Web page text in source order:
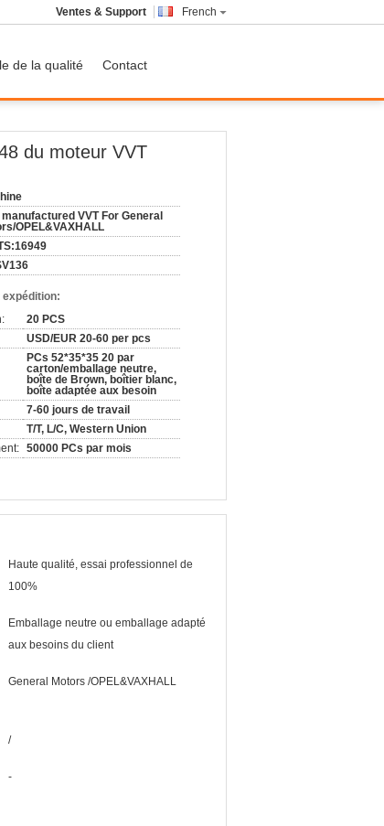
French
Ventes & Support
de la qualité
Contact
du moteur VVT
manufactured VVT For General
OPEL&VAXHALL
expédition:
20 PCS
USD/EUR 20-60 per pcs
PCs 52*35*35 20 par
carton/emballage neutre,
boîte de Brown, boîtier blanc,
boîte adaptée aux besoin
7-60 jours de travail
T/T, L/C, Western Union
50000 PCs par mois
Haute qualité, essai professionnel de
100%
Emballage neutre ou emballage adapté
aux besoins du client
General Motors /OPEL&VAXHALL
/
-